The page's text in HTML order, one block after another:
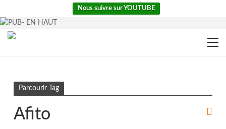
Nous suivre sur YOUTUBE
Parcourir Tag
Afito